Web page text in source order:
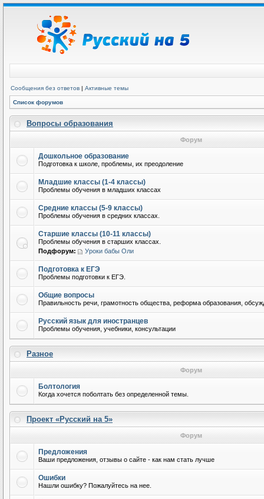
Сообщения без ответов | Активные темы
Список форумов
Вопросы образования
Форум
Дошкольное образование
Подготовка к школе, проблемы, их преодоление
Младшие классы (1-4 классы)
Проблемы обучения в младших классах
Средние классы (5-9 классы)
Проблемы обучения в средних классах.
Старшие классы (10-11 классы)
Проблемы обучения в старших классах.
Подфорум:
Уроки бабы Оли
Подготовка к ЕГЭ
Проблемы подготовки к ЕГЭ.
Общие вопросы
Правильность речи, грамотность общества, реформа образования,
Русский язык для иностранцев
Проблемы обучения, учебники, консультации
Разное
Форум
Болтология
Когда хочется поболтать без определенной темы.
Проект «Русский на 5»
Форум
Предложения
Ваши предложения, отзывы о сайте - как нам стать лучше
Ошибки
Нашли ошибку? Пожалуйтесь на нее.